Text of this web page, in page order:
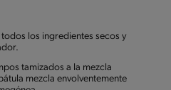
los ingredientes secos y
tamizados a la mezcla
mezcla envolventemente